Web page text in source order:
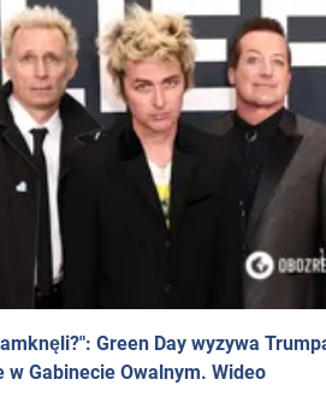
Green Day wyzywa
w Gabinecie Owalnym. Wideo